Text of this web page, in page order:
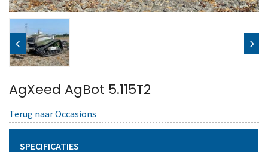
AgXeed AgBot 5.115T2
Terug naar Occasions
SPECIFICATIES